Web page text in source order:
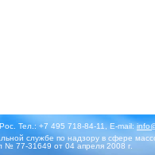
Тел.: +7 495 718-84-11, E-mail:
службе по надзору в сфере
№ 77-31649 от 04 апреля 2008 г.